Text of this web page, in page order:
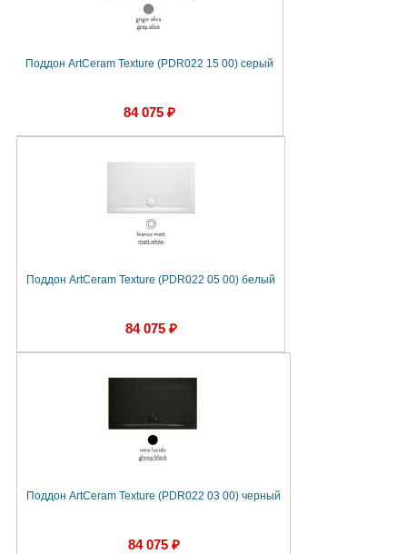
Поддон ArtCeram Texture (PDR022 15 00) серый
84 075 ₽
Поддон ArtCeram Texture (PDR022 05 00) белый
84 075 ₽
Поддон ArtCeram Texture (PDR022 03 00) черный
84 075 ₽